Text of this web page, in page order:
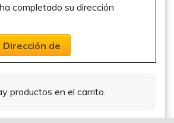
completado su dirección
de
productos en el carrito.